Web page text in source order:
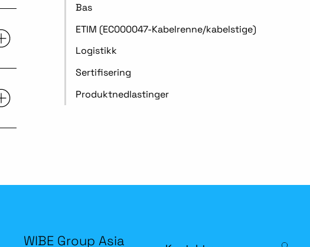
Bas
ETIM (EC000047-Kabelrenne/kabelstige)
Logistikk
Sertifisering
Produktnedlastinger
WIBE Group Asia